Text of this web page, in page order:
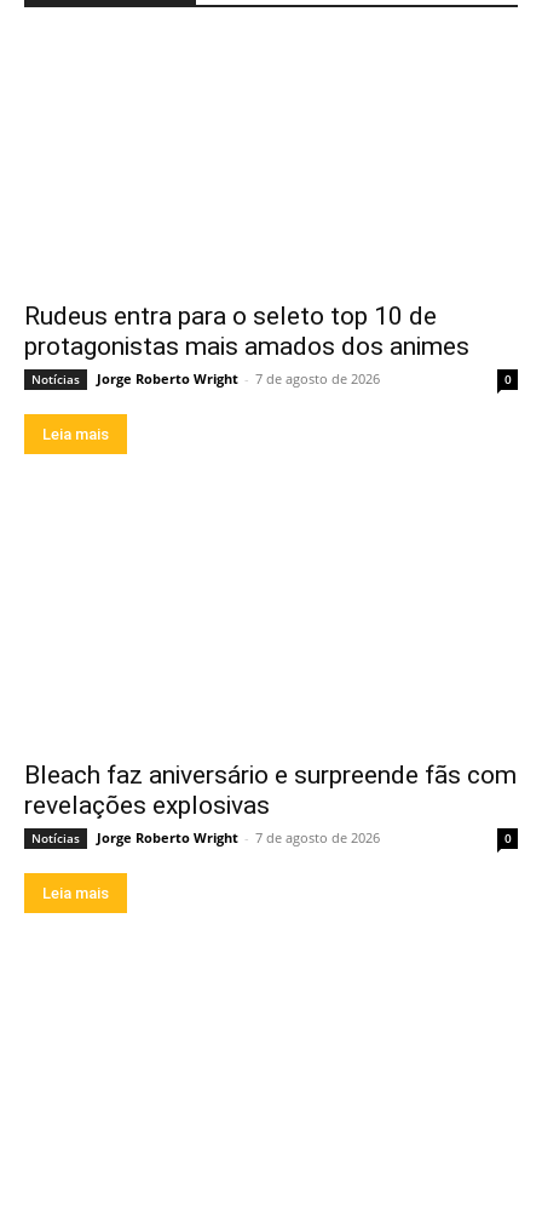
Rudeus entra para o seleto top 10 de
protagonistas mais amados dos animes
Notícias Jorge Roberto Wright - 7 de agosto de 2026 0
Leia mais
Bleach faz aniversário e surpreende fãs com
revelações explosivas
Notícias Jorge Roberto Wright - 7 de agosto de 2026 0
Leia mais